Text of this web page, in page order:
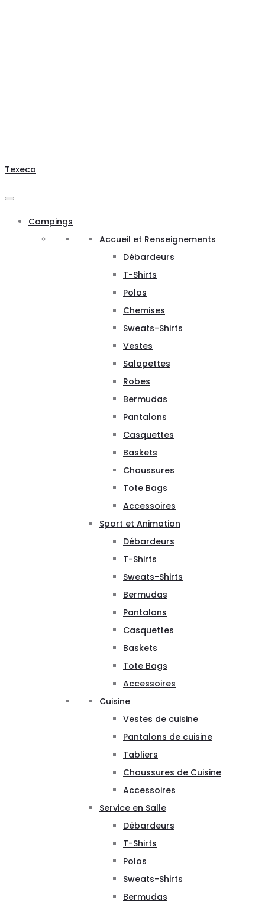
Texeco
Campings
Accueil et Renseignements
Débardeurs
T-Shirts
Polos
Chemises
Sweats-Shirts
Vestes
Salopettes
Robes
Bermudas
Pantalons
Casquettes
Baskets
Chaussures
Tote Bags
Accessoires
Sport et Animation
Débardeurs
T-Shirts
Sweats-Shirts
Bermudas
Pantalons
Casquettes
Baskets
Tote Bags
Accessoires
Cuisine
Vestes de cuisine
Pantalons de cuisine
Tabliers
Chaussures de Cuisine
Accessoires
Service en Salle
Débardeurs
T-Shirts
Polos
Sweats-Shirts
Bermudas